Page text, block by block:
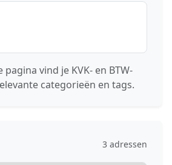
vind je KVK- en BTW-
categorieën en tags.
3 adressen